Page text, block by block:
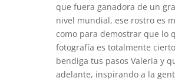
que fuera ganadora de un
nivel mundial, ese rostro es
como para demostrar que lo
fotografía es totalmente
bendiga tus pasos Valeria y
adelante, inspirando a la